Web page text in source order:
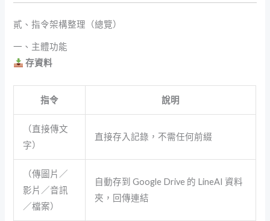
貳、指令架構整理（總覽）
一、主體功能
存資料
指令 說明
（直接傳文
字）
直接存入記錄，不需任何前綴
（傳圖片／
影片／音訊
／檔案）
自動存到 Google Drive 的 LineAI 資料
夾，回傳連結